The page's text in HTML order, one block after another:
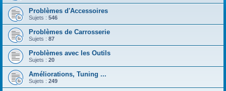
Problèmes d'Accessoires
Sujets : 546
Problèmes de Carrosserie
Sujets : 87
Problèmes avec les Outils
Sujets : 20
Améliorations, Tuning ...
Sujets : 249